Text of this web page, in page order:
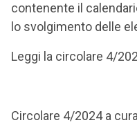
contenente il
lo svolgimento delle
Leggi la circolare 4/
Circolare 4/2024 a